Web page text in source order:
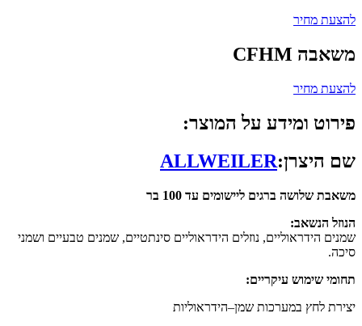
להצעת מחיר
משאבה CFHM
להצעת מחיר
פירוט ומידע על המוצר:
שם היצרן:ALLWEILER
משאבת שלושה ברגים ליישומים עד 100 בר
הנוזל הנשאב:
שמנים הידראוליים, נוזלים הידראוליים סינתטיים, שמנים טבעיים ושמני
סיכה.
תחומי שימוש עיקריים:
יצירת לחץ במערכות שמן–הידראוליות